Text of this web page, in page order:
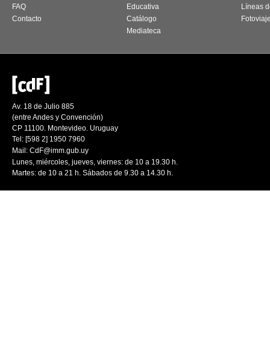
FAQ
Contacto
Educativa
Catálogo
Mediateca
Líneas
Av. 18 de Julio 885
(entre Andes y Convención)
CP 11100. Montevideo. Uruguay
Tel: [598 2] 1950 7960
Mail: CdF@imm.gub.uy
Lunes, miércoles, jueves, viernes: de 10 a 19.30 h.
Martes: de 10 a 21 h. Sábados de 9.30 a 14.30 h.